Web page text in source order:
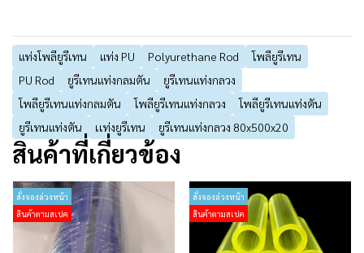
แท่งโพลียูรีเทน แท่ง PU Polyurethane Rod
โพลียูรีเทน
PU Rod
ยูรีเทนแท่งกลมตัน
ยูรีเทนแท่งกลวง
โพลียูรีเทนแท่งกลมตัน
โพลียูรีเทนแท่งกลวง
โพลียูรีเทนแท่งตัน
ยูรีเทนแท่งตัน
เเท่งยูรีเทน ยูรีเทนแท่งกลวง 80x500x20
สินค้าที่เกี่ยวข้อง
สั่งจองล่วงหน้า
สินค้าตามสเปค
สั่งจองล่วงหน้า
สินค้าตามสเปค